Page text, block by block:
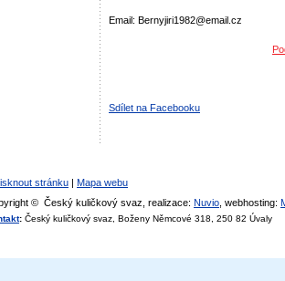
Email: Bernyjiri1982@email.cz
Sdílet na Facebooku
stránku | Mapa webu
© Český kuličkový svaz, realizace: Nuvio , webhosting:
: Český kuličkový svaz, Boženy Němcové 318, 250 82 Úvaly